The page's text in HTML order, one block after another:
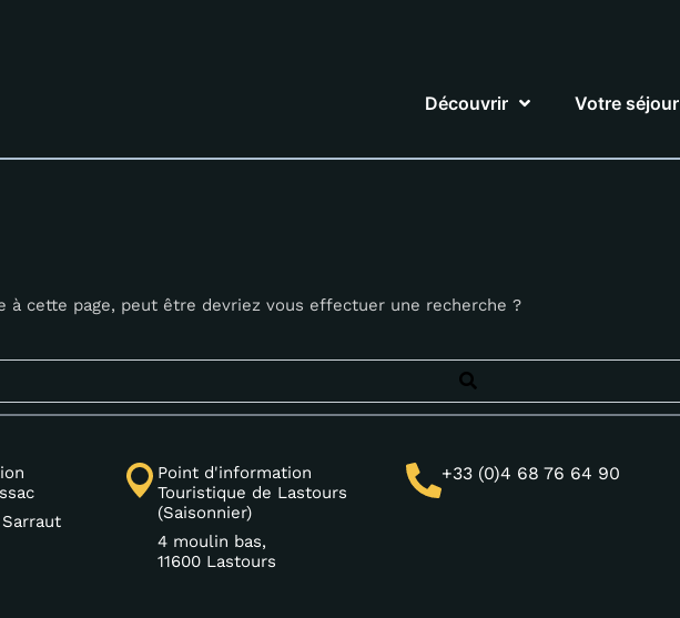
Découvrir Votre séjour
à cette page, peut être devriez vous effectuer une recherche ?
Point d'information
Touristique de Lastours
(Saisonnier)
4 moulin bas,
11600 Lastours
+33 (0)4 68 76 64 90